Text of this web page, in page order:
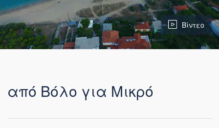
Βίντεο
από Βόλο για Μικρό